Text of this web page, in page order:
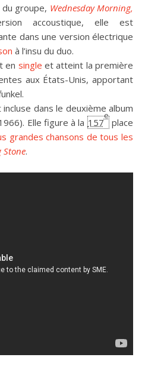
groupe, Wednesday Morning,
accoustique, elle est
dans une version électrique
à l’insu du duo.
en single et atteint la première
aux États-Unis, apportant
dans le deuxième album
Elle figure à la 157
e
place
grandes chansons de tous les
Stone.